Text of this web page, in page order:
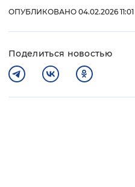
ОПУБЛИКОВАНО 04.02.2026 11:01
Поделиться новостью